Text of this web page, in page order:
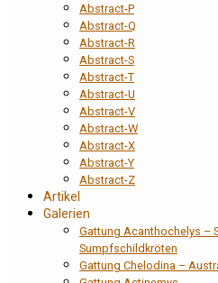
Abstract-P
Abstract-Q
Abstract-R
Abstract-S
Abstract-T
Abstract-U
Abstract-V
Abstract-W
Abstract-X
Abstract-Y
Abstract-Z
Artikel
Galerien
Gattung Acanthochelys –
Sumpfschildkröten
Gattung Chelodina –